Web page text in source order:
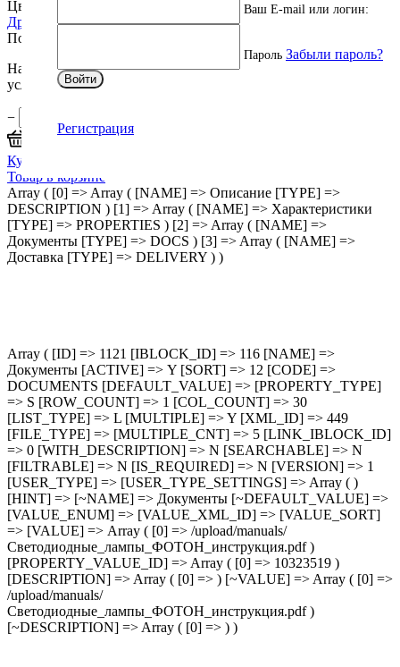
Цветовая температура, К:
4000 (дневной свет)
Другие характеристики
Подробнее
Наши менеджеры обязательно свяжутся вами и уточнят
условия заказа.
−
Купить оптом
Товар в корзине
Array ( [0] => Array ( [NAME] => Описание [TYPE] =>
DESCRIPTION ) [1] => Array ( [NAME] => Характеристики
[TYPE] => PROPERTIES ) [2] => Array ( [NAME] =>
Документы [TYPE] => DOCS ) [3] => Array ( [NAME] =>
Доставка [TYPE] => DELIVERY ) )
Array ( [ID] => 1121 [IBLOCK_ID] => 116 [NAME] =>
Документы [ACTIVE] => Y [SORT] => 12 [CODE] =>
DOCUMENTS [DEFAULT_VALUE] => [PROPERTY_TYPE]
=> S [ROW_COUNT] => 1 [COL_COUNT] => 30
[LIST_TYPE] => L [MULTIPLE] => Y [XML_ID] => 449
[FILE_TYPE] => [MULTIPLE_CNT] => 5 [LINK_IBLOCK_ID]
=> 0 [WITH_DESCRIPTION] => N [SEARCHABLE] => N
[FILTRABLE] => N [IS_REQUIRED] => N [VERSION] => 1
[USER_TYPE] => [USER_TYPE_SETTINGS] => Array ( )
[HINT] => [~NAME] => Документы [~DEFAULT_VALUE] =>
[VALUE_ENUM] => [VALUE_XML_ID] => [VALUE_SORT]
=> [VALUE] => Array ( [0] => /upload/manuals/
Светодиодные_лампы_ФОТОН_инструкция.pdf )
[PROPERTY_VALUE_ID] => Array ( [0] => 10323519 )
[DESCRIPTION] => Array ( [0] => ) [~VALUE] => Array ( [0] =>
/upload/manuals/
Светодиодные_лампы_ФОТОН_инструкция.pdf )
[~DESCRIPTION] => Array ( [0] => ) )
Ваш E-mail или логин:
Пароль Забыли пароль?
Войти
Регистрация